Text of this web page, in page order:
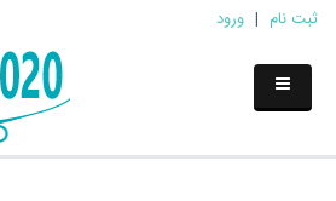
ثبت نام | ورود